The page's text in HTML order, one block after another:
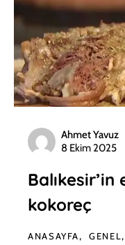
Ahmet Yavuz
8 Ekim 2025
kokoreç
ANASAYFA GENEL